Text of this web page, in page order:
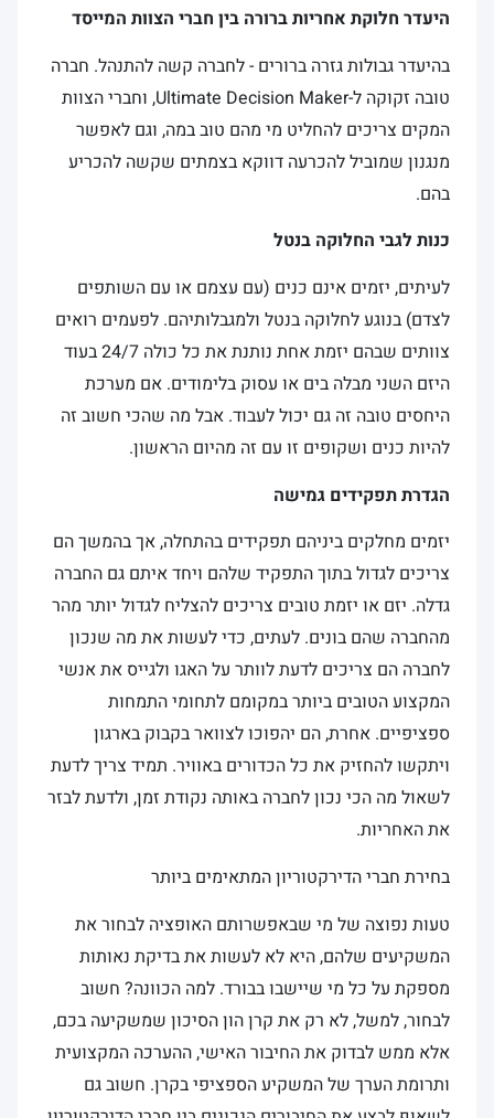
היעדר חלוקת אחריות ברורה בין חברי הצוות המייסד
בהיעדר גבולות גזרה ברורים - לחברה קשה להתנהל. חברה
טובה זקוקה ל-Ultimate Decision Maker, וחברי הצוות
המקים צריכים להחליט מי מהם טוב במה, וגם לאפשר
מנגנון שמוביל להכרעה דווקא בצמתים שקשה להכריע
בהם.
כנות לגבי החלוקה בנטל
לעיתים, יזמים אינם כנים (עם עצמם או עם השותפים
לצדם) בנוגע לחלוקה בנטל ולמגבלותיהם. לפעמים רואים
צוותים שבהם יזמת אחת נותנת את כל כולה 24/7 בעוד
היזם השני מבלה בים או עסוק בלימודים. אם מערכת
היחסים טובה זה גם יכול לעבוד. אבל מה שהכי חשוב זה
להיות כנים ושקופים זו עם זה מהיום הראשון.
הגדרת תפקידים גמישה
יזמים מחלקים ביניהם תפקידים בהתחלה, אך בהמשך הם
צריכים לגדול בתוך התפקיד שלהם ויחד איתם גם החברה
גדלה. יזם או יזמת טובים צריכים להצליח לגדול יותר מהר
מהחברה שהם בונים. לעתים, כדי לעשות את מה שנכון
לחברה הם צריכים לדעת לוותר על האגו ולגייס את אנשי
המקצוע הטובים ביותר במקומם לתחומי התמחות
ספציפיים. אחרת, הם יהפוכו לצוואר בקבוק בארגון
ויתקשו להחזיק את כל הכדורים באוויר. תמיד צריך לדעת
לשאול מה הכי נכון לחברה באותה נקודת זמן, ולדעת לבזר
את האחריות.
בחירת חברי הדירקטוריון המתאימים ביותר
טעות נפוצה של מי שבאפשרותם האופציה לבחור את
המשקיעים שלהם, היא לא לעשות את בדיקת נאותות
מספקת על כל מי שיישבו בבורד. למה הכוונה? חשוב
לבחור, למשל, לא רק את קרן הון הסיכון שמשקיעה בכם,
אלא ממש לבדוק את החיבור האישי, ההערכה המקצועית
ותרומת הערך של המשקיע הספציפי בקרן. חשוב גם